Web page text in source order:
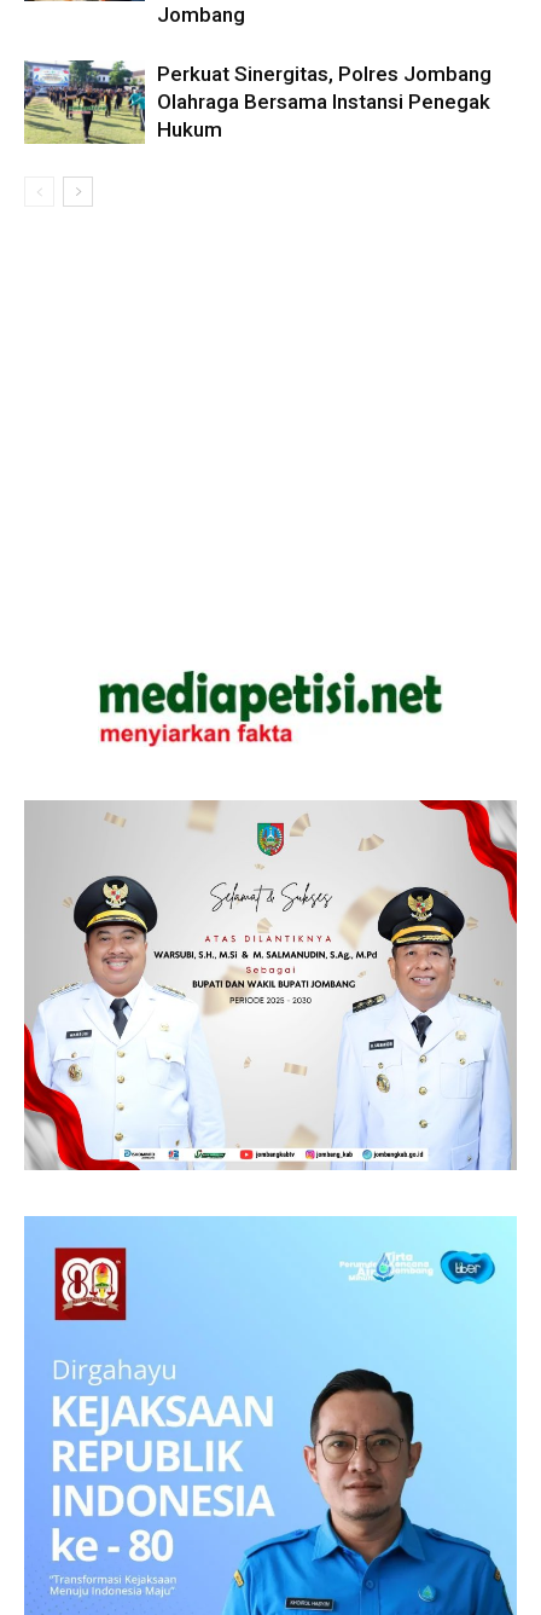
Jombang
Perkuat Sinergitas, Polres Jombang
Olahraga Bersama Instansi Penegak
Hukum